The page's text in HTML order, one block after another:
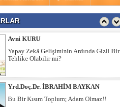
Yapay Zekâ Gelişiminin Ardında Gizli Bir
Tehlike Olabilir mi?
Yrd.Doç.Dr. İBRAHİM BAYKAN
Bu Bir Kısım Toplum; Adam Olmaz!!
Hasan KORKUT
GİTTİ